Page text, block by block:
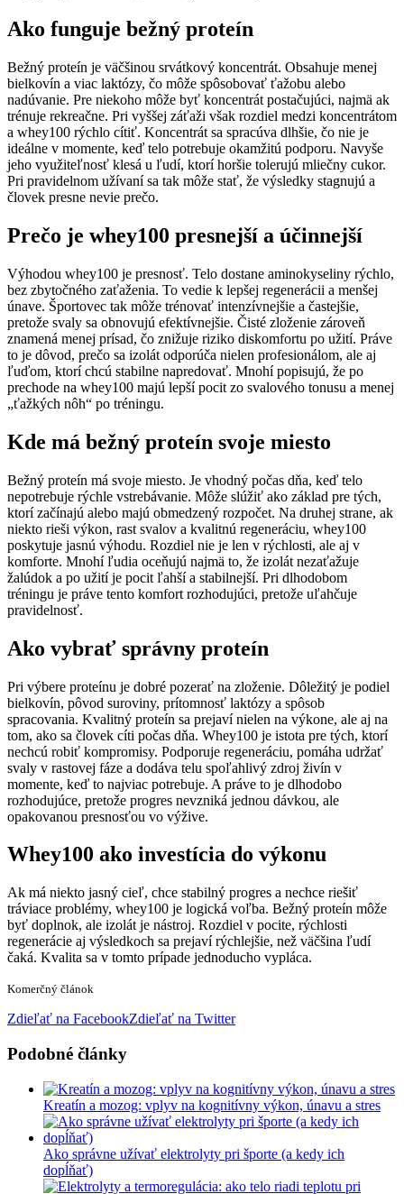
Ako funguje bežný proteín
Bežný proteín je väčšinou srvátkový koncentrát. Obsahuje menej
bielkovín a viac laktózy, čo môže spôsobovať ťažobu alebo
nadúvanie. Pre niekoho môže byť koncentrát postačujúci, najmä ak
trénuje rekreačne. Pri vyššej záťaži však rozdiel medzi koncentrátom
a whey100 rýchlo cítiť. Koncentrát sa spracúva dlhšie, čo nie je
ideálne v momente, keď telo potrebuje okamžitú podporu. Navyše
jeho využiteľnosť klesá u ľudí, ktorí horšie tolerujú mliečny cukor.
Pri pravidelnom užívaní sa tak môže stať, že výsledky stagnujú a
človek presne nevie prečo.
Prečo je whey100 presnejší a účinnejší
Výhodou whey100 je presnosť. Telo dostane aminokyseliny rýchlo,
bez zbytočného zaťaženia. To vedie k lepšej regenerácii a menšej
únave. Športovec tak môže trénovať intenzívnejšie a častejšie,
pretože svaly sa obnovujú efektívnejšie. Čisté zloženie zároveň
znamená menej prísad, čo znižuje riziko diskomfortu po užití. Práve
to je dôvod, prečo sa izolát odporúča nielen profesionálom, ale aj
ľuďom, ktorí chcú stabilne napredovať. Mnohí popisujú, že po
prechode na whey100 majú lepší pocit zo svalového tonusu a menej
„ťažkých nôh“ po tréningu.
Kde má bežný proteín svoje miesto
Bežný proteín má svoje miesto. Je vhodný počas dňa, keď telo
nepotrebuje rýchle vstrebávanie. Môže slúžiť ako základ pre tých,
ktorí začínajú alebo majú obmedzený rozpočet. Na druhej strane, ak
niekto rieši výkon, rast svalov a kvalitnú regeneráciu, whey100
poskytuje jasnú výhodu. Rozdiel nie je len v rýchlosti, ale aj v
komforte. Mnohí ľudia oceňujú najmä to, že izolát nezaťažuje
žalúdok a po užití je pocit ľahší a stabilnejší. Pri dlhodobom
tréningu je práve tento komfort rozhodujúci, pretože uľahčuje
pravidelnosť.
Ako vybrať správny proteín
Pri výbere proteínu je dobré pozerať na zloženie. Dôležitý je podiel
bielkovín, pôvod suroviny, prítomnosť laktózy a spôsob
spracovania. Kvalitný proteín sa prejaví nielen na výkone, ale aj na
tom, ako sa človek cíti počas dňa. Whey100 je istota pre tých, ktorí
nechcú robiť kompromisy. Podporuje regeneráciu, pomáha udržať
svaly v rastovej fáze a dodáva telu spoľahlivý zdroj živín v
momente, keď to najviac potrebuje. A práve to je dlhodobo
rozhodujúce, pretože progres nevzniká jednou dávkou, ale
opakovanou presnosťou vo výžive.
Whey100 ako investícia do výkonu
Ak má niekto jasný cieľ, chce stabilný progres a nechce riešiť
tráviace problémy, whey100 je logická voľba. Bežný proteín môže
byť doplnok, ale izolát je nástroj. Rozdiel v pocite, rýchlosti
regenerácie aj výsledkoch sa prejaví rýchlejšie, než väčšina ľudí
čaká. Kvalita sa v tomto prípade jednoducho vypláca.
Komerčný článok
Zdieľať na FacebookZdieľať na Twitter
Podobné články
Kreatín a mozog: vplyv na kognitívny výkon, únavu a stres
Ako správne užívať elektrolyty pri športe (a kedy ich
dopĺňať)